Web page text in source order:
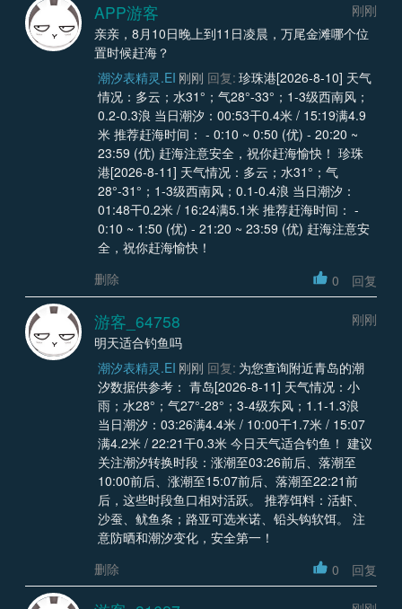
APP游客
刚刚
亲亲，8月10日晚上到11日凌晨，万尾金滩哪个位
置时候赶海？
潮汐表精灵.EI 刚刚 回复: 珍珠港[2026-8-10] 天气
情况：多云；水31°；气28°-33°；1-3级西南风；
0.2-0.3浪 当日潮汐：00:53干0.4米 / 15:19满4.9
米 推荐赶海时间： - 0:10 ~ 0:50 (优) - 20:20 ~
23:59 (优) 赶海注意安全，祝你赶海愉快！ 珍珠
港[2026-8-11] 天气情况：多云；水31°；气
28°-31°；1-3级西南风；0.1-0.4浪 当日潮汐：
01:48干0.2米 / 16:24满5.1米 推荐赶海时间： -
0:10 ~ 1:50 (优) - 21:20 ~ 23:59 (优) 赶海注意安
全，祝你赶海愉快！
删除
0 回复
游客_64758
刚刚
明天适合钓鱼吗
潮汐表精灵.EI 刚刚 回复: 为您查询附近青岛的潮
汐数据供参考： 青岛[2026-8-11] 天气情况：小
雨；水28°；气27°-28°；3-4级东风；1.1-1.3浪
当日潮汐：03:26满4.4米 / 10:00干1.7米 / 15:07
满4.2米 / 22:21干0.3米 今日天气适合钓鱼！ 建议
关注潮汐转换时段：涨潮至03:26前后、落潮至
10:00前后、涨潮至15:07前后、落潮至22:21前
后，这些时段鱼口相对活跃。 推荐饵料：活虾、
沙蚕、鱿鱼条；路亚可选米诺、铅头钩软饵。 注
意防晒和潮汐变化，安全第一！
删除
0 回复